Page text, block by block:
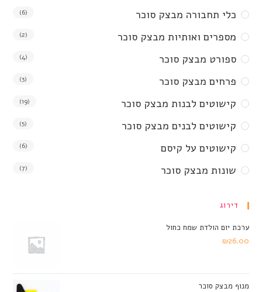
כלי תחבורה מבצק סוכר (6)
מספרים ואותיות מבצק סוכר (2)
ספורט מבצק סוכר (4)
פרחים מבצק סוכר (3)
קישוטים לבנות מבצק סוכר (19)
קישוטים לבנים מבצק סוכר (5)
קישוטים על קיסם (6)
שונות מבצק סוכר (7)
דירוג
ערכת יום הולדת שמח כחול
₪26.00
מנוף מבצק סוכר